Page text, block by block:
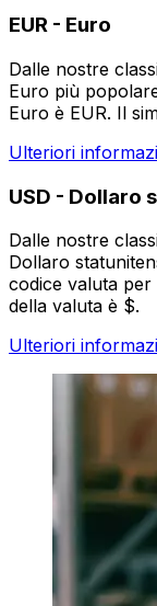
EUR - Euro
Dalle nostre
Euro più
Euro è EUR. Il
Ulteriori
USD - Dollaro
Dalle nostre
Dollaro
codice valuta per
della valuta è $.
Ulteriori